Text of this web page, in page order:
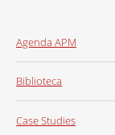
Agenda APM
Biblioteca
Case Studies